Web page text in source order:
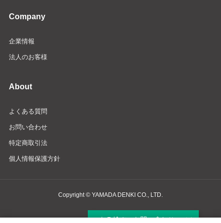
Company
企業情報
法人のお客様
About
よくある質問
お問い合わせ
特定商取引法
個人情報保護方針
Copyright © YAMADA DENKI CO., LTD.
商品検索・お問い合わせ